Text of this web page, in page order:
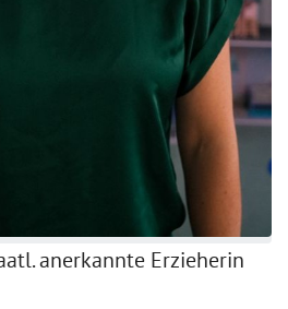
anerkannte Erzieherin